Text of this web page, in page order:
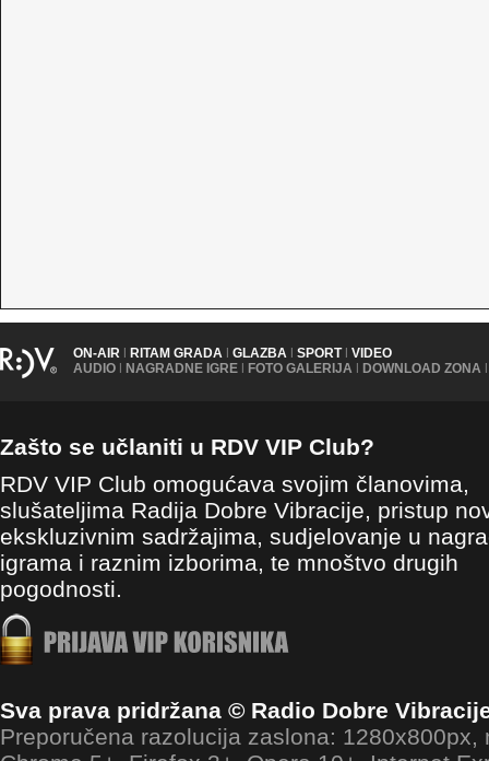
ON-AIR | RITAM GRADA | GLAZBA | SPORT | VIDEO
AUDIO | NAGRADNE IGRE | FOTO GALERIJA | DOWNLOAD ZONA |
Zašto se učlaniti u RDV VIP Club?
RDV VIP Club omogućava svojim članovima,
slušateljima Radija Dobre Vibracije, pristup
ekskluzivnim sadržajima, sudjelovanje u
igrama i raznim izborima, te mnoštvo drugih
pogodnosti.
Sva prava pridržana © Radio Dobre
Preporučena razolucija zaslona: 1280x800px,